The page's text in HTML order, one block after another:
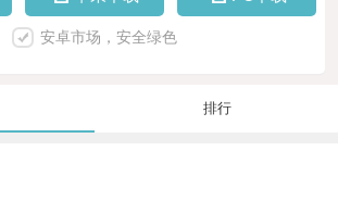
安卓市场，安全绿色
排行